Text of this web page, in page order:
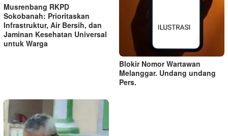
Musrenbang RKPD
Sokobanah: Prioritaskan
Infrastruktur, Air Bersih, dan
Jaminan Kesehatan Universal
untuk Warga
Blokir Nomor Wartawan
Melanggar. Undang undang
Pers.